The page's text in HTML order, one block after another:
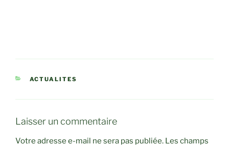
CATÉGORIES
ACTUALITES
Laisser un commentaire
Votre adresse e-mail ne sera pas publiée. Les champs